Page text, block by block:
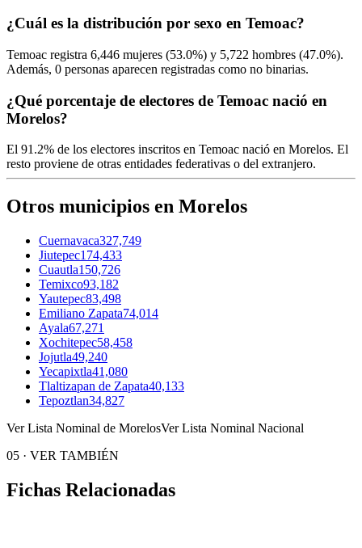
¿Cuál es la distribución por sexo en Temoac?
Temoac registra 6,446 mujeres (53.0%) y 5,722 hombres (47.0%).
Además, 0 personas aparecen registradas como no binarias.
¿Qué porcentaje de electores de Temoac nació en
Morelos?
El 91.2% de los electores inscritos en Temoac nació en Morelos. El
resto proviene de otras entidades federativas o del extranjero.
Otros municipios en Morelos
Cuernavaca327,749
Jiutepec174,433
Cuautla150,726
Temixco93,182
Yautepec83,498
Emiliano Zapata74,014
Ayala67,271
Xochitepec58,458
Jojutla49,240
Yecapixtla41,080
Tlaltizapan de Zapata40,133
Tepoztlan34,827
Ver Lista Nominal de MorelosVer Lista Nominal Nacional
05 · VER TAMBIÉN
Fichas Relacionadas